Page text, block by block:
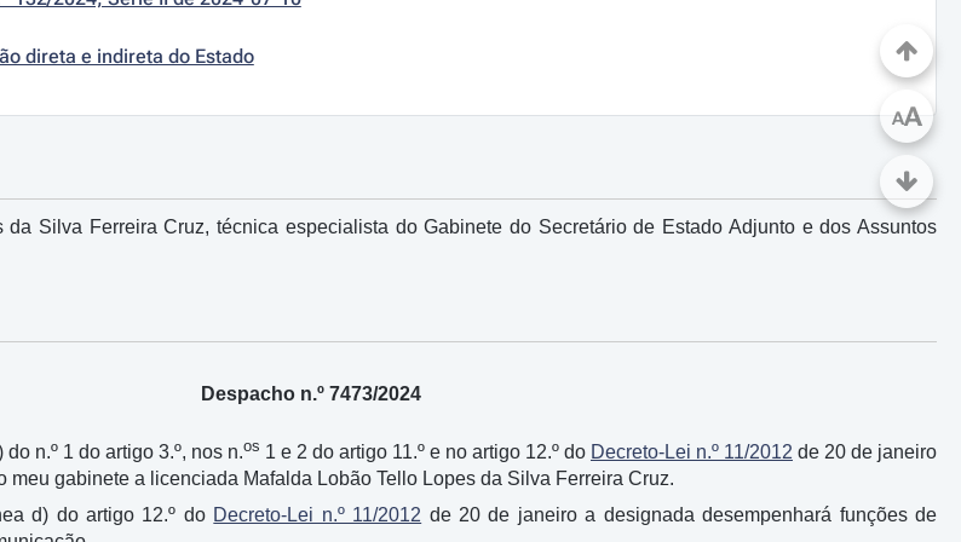
direta e indireta do Estado
da Silva Ferreira Cruz, técnica especialista do Gabinete do Secretário de Estado Adjunto e dos Assuntos
Despacho n.º 7473/2024
n.º 1 do artigo 3.º, nos n.os 1 e 2 do artigo 11.º e no artigo 12.º do Decreto-Lei n.º 11/2012 de 20 de janeiro
gabinete a licenciada Mafalda Lobão Tello Lopes da Silva Ferreira Cruz.
d) do artigo 12.º do Decreto-Lei n.º 11/2012 de 20 de janeiro a designada desempenhará funções de
AA